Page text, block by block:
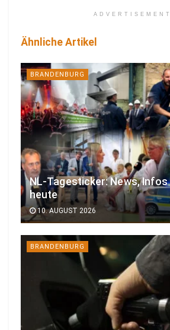
ADVERTISEMENT
Ähnliche Artikel
BRANDENBURG
NL-Tagesticker: News, Infos
heute
10. AUGUST 2026
BRANDENBURG